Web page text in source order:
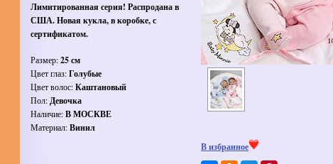
Лимитированная серия! Распродана в
США. Новая кукла, в коробке, с
сертификатом.
Размер:25 см
Цвет глаз:Голубые
Цвет волос:Каштановый
Пол:Девочка
Наличие:В МОСКВЕ
Материал:Винил
В избранное